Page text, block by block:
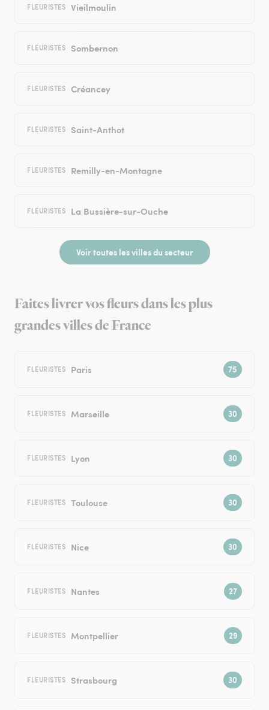
FLEURISTES Vieilmoulin
FLEURISTES Sombernon
FLEURISTES Créancey
FLEURISTES Saint-Anthot
FLEURISTES Remilly-en-Montagne
FLEURISTES La Bussière-sur-Ouche
Voir toutes les villes du secteur
Faites livrer vos fleurs dans les plus
grandes villes de France
FLEURISTES Paris
FLEURISTES Marseille
FLEURISTES Lyon
FLEURISTES Toulouse
FLEURISTES Nice
FLEURISTES Nantes
FLEURISTES Montpellier
FLEURISTES Strasbourg